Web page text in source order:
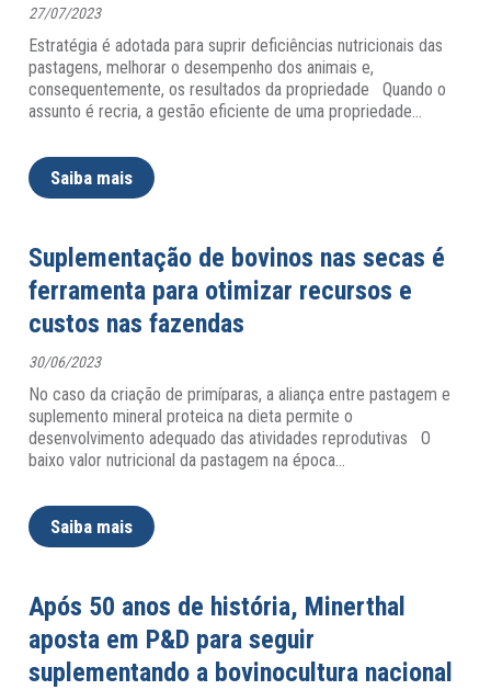
27/07/2023
Estratégia é adotada para suprir deficiências nutricionais das
pastagens, melhorar o desempenho dos animais e,
consequentemente, os resultados da propriedade Quando o
assunto é recria, a gestão eficiente de uma propriedade…
Saiba mais
Suplementação de bovinos nas secas é
ferramenta para otimizar recursos e
custos nas fazendas
30/06/2023
No caso da criação de primíparas, a aliança entre pastagem e
suplemento mineral proteica na dieta permite o
desenvolvimento adequado das atividades reprodutivas O
baixo valor nutricional da pastagem na época…
Saiba mais
Após 50 anos de história, Minerthal
aposta em P&D para seguir
suplementando a bovinocultura nacional